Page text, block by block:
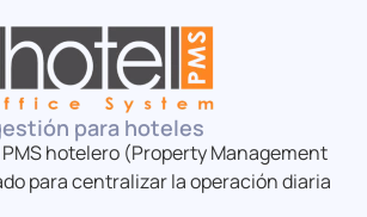
para hoteles
hotelero (Property Management
para centralizar la operación diaria